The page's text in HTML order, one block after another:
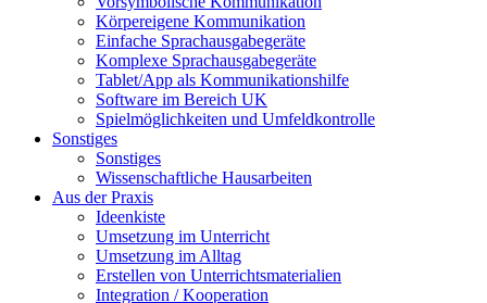
Körpereigene Kommunikation
Einfache Sprachausgabegeräte
Komplexe Sprachausgabegeräte
Tablet/App als Kommunikationshilfe
Software im Bereich UK
Spielmöglichkeiten und Umfeldkontrolle
Sonstiges
Sonstiges
Wissenschaftliche Hausarbeiten
Aus der Praxis
Ideenkiste
Umsetzung im Unterricht
Umsetzung im Alltag
Erstellen von Unterrichtsmaterialien
Integration / Kooperation